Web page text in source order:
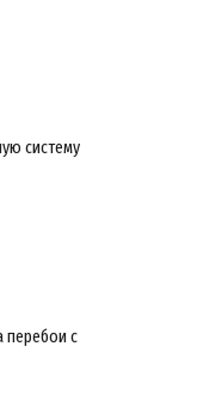
систему
перебои с